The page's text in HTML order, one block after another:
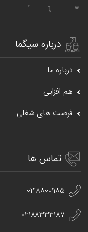
درباره سیگما
درباره ما
هم افزایی
فرصت های شغلی
تماس ها
02188001185
02188333187